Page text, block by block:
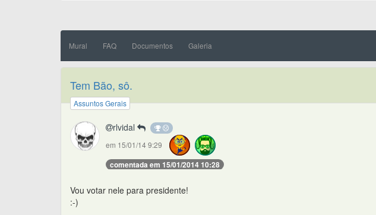
Mural FAQ Documentos Galeria
Tem Bão, sô.
Assuntos Gerais
rlvidal
em 15/01/14 9:29
comentada em 15/01/2014 10:28
Vou votar nele para presidente!
:-)